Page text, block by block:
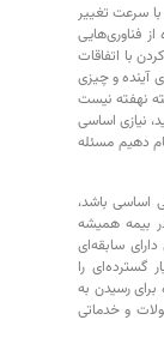
سرعت تغییر
فناوری‌هایی
با اتفاقات
آینده و چیزی
نهفته نیست
نیازی اساسی
دهیم مسئله
اساسی باشد،
بیمه همیشه
سابقه‌ای
گسترده‌ای را
برای رسیدن به
و خدماتی